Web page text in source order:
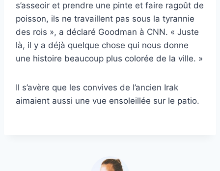
s’asseoir et prendre une pinte et faire ragoût de
poisson, ils ne travaillent pas sous la tyrannie
des rois », a déclaré Goodman à CNN. « Juste
là, il y a déjà quelque chose qui nous donne
une histoire beaucoup plus colorée de la ville. »
Il s’avère que les convives de l’ancien Irak
aimaient aussi une vue ensoleillée sur le patio.